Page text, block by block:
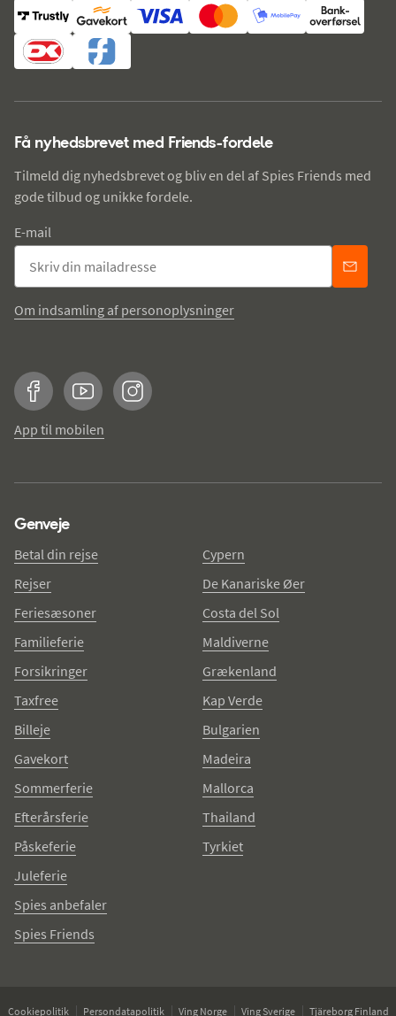
Få nyhedsbrevet med Friends-fordele
Tilmeld dig nyhedsbrevet og bliv en del af Spies Friends med
gode tilbud og unikke fordele.
E-mail
Om indsamling af personoplysninger
FacebookYouTubeInstagram
App til mobilen
Genveje
Betal din rejse
Rejser
Feriesæsoner
Familieferie
Forsikringer
Taxfree
Billeje
Gavekort
Sommerferie
Efterårsferie
Påskeferie
Juleferie
Spies anbefaler
Spies Friends
Cypern
De Kanariske Øer
Costa del Sol
Maldiverne
Grækenland
Kap Verde
Bulgarien
Madeira
Mallorca
Thailand
Tyrkiet
Cookiepolitik Persondatapolitik Ving Norge Ving Sverige Tjäreborg Finland